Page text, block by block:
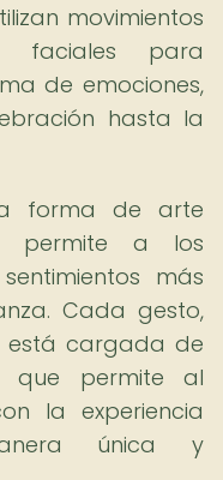
movimientos
faciales para
de emociones,
hasta la
forma de arte
permite a los
más
Cada gesto,
cargada de
que permite al
la experiencia
única y